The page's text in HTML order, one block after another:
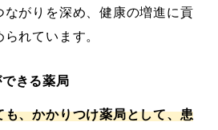
ながりを深め、健康の増進に貢
れています。
きる薬局
、かかりつけ薬局として、患